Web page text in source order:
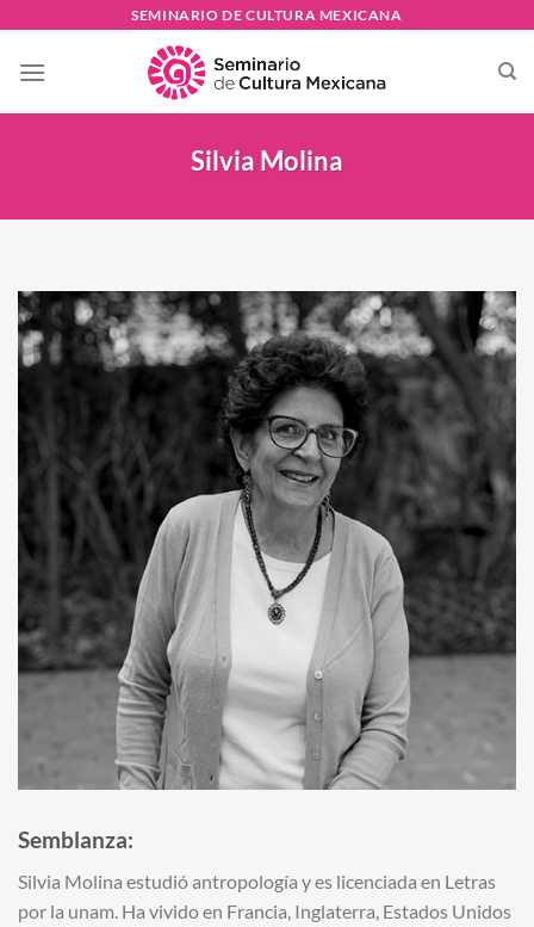
content
SEMINARIO DE CULTURA MEXICANA
Silvia Molina
Semblanza:
Silvia Molina estudió antropología y es licenciada en Letras
por la unam. Ha vivido en Francia, Inglaterra, Estados Unidos